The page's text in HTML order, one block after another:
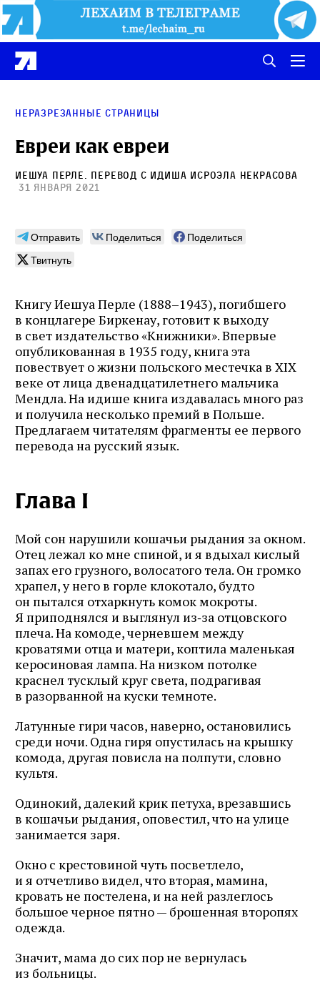
Неразрезанные страницы
Евреи как евреи
Иешуа Перле . Перевод с идиша Исроэла Некрасова
31 января 2021
Отправить Поделиться
Поделиться
Твитнуть
Книгу Иешуа Перле (1888–1943), погибшего
в концлагере Биркенау, готовит к выходу
в свет издательство «Книжники». Впервые
опубликованная в 1935 году, книга эта
повествует о жизни польского местечка в XIX
веке от лица двенадцатилетнего мальчика
Мендла. На идише книга издавалась много раз
и получила несколько премий в Польше.
Предлагаем читателям фрагменты ее первого
перевода на русский язык.
Глава I
Мой сон нарушили кошачьи рыдания за окном.
Отец лежал ко мне спиной, и я вдыхал кислый
запах его грузного, волосатого тела. Он громко
храпел, у него в горле клокотало, будто
он пытался отхаркнуть комок мокроты.
Я приподнялся и выглянул из‑за отцовского
плеча. На комоде, черневшем между
кроватями отца и матери, коптила маленькая
керосиновая лампа. На низком потолке
краснел тусклый круг света, подрагивая
в разорванной на куски темноте.
Латунные гири часов, наверно, остановились
среди ночи. Одна гиря опустилась на крышку
комода, другая повисла на полпути, словно
культя.
Одинокий, далекий крик петуха, врезавшись
в кошачьи рыдания, оповестил, что на улице
занимается заря.
Окно с крестовиной чуть посветлело,
и я отчетливо видел, что вторая, мамина,
кровать не постелена, и на ней разлеглось
большое черное пятно — брошенная второпях
одежда.
Значит, мама до сих пор не вернулась
из больницы.